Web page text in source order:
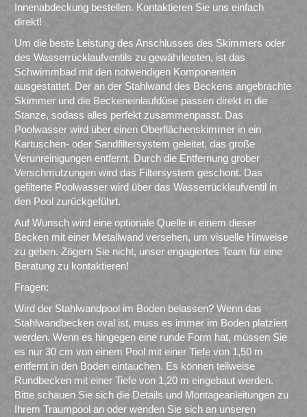
Innenabdeckung bestellen. Kontaktieren Sie uns einfach
direkt!
Um die beste Leistung des Anschlusses des Skimmers oder
des Wasserrücklaufventils zu gewährleisten, ist das
Schwimmbad mit den notwendigen Komponenten
ausgestattet. Der an der Stahlwand des Beckens angebrachte
Skimmer und die Beckeneinlaufdüse passen direkt in die
Stanze, sodass alles perfekt zusammenpasst. Das
Poolwasser wird über einen Oberflächenskimmer in ein
Kartuschen- oder Sandfiltersystem geleitet, das große
Verunreinigungen entfernt. Durch die Entfernung grober
Verschmutzungen wird das Filtersystem geschont. Das
gefilterte Poolwasser wird über das Wasserrücklaufventil in
den Pool zurückgeführt.
Auf Wunsch wird eine optionale Quelle in einem dieser
Becken mit einer Metallwand versehen, um visuelle Hinweise
zu geben. Zögern Sie nicht, unser engagiertes Team für eine
Beratung zu kontaktieren!
Fragen:
Wird der Stahlwandpool im Boden belassen? Wenn das
Stahlwandbecken oval ist, muss es immer im Boden platziert
werden. Wenn es hingegen eine runde Form hat, müssen Sie
es nur 30 cm von einem Pool mit einer Tiefe von 1,50 m
entfernt in den Boden eintauchen. Es können teilweise
Rundbecken mit einer Tiefe von 1,20 m eingebaut werden.
Bitte schauen Sie sich die Details und Montageanleitungen zu
Ihrem Traumpool an oder wenden Sie sich an unseren